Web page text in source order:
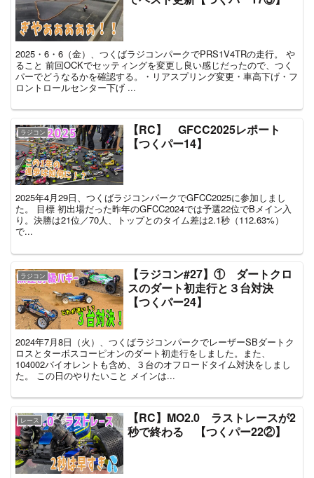
2025・6・6（金）、つくばラジコンパークでPRS1V4TRの走行。 や
ること 前回OCKでセッティングを変更し良い感じだったので、つく
パーでどうなるかを確認する。・リアスプリング変更・車高下げ・フ
ロントロールセンター下げ ...
ラジコン
【RC】 GFCC2025レポート
【つくパー14】
2025年4月29日、つくばラジコンパークでGFCC2025に参加しまし
た。 目標 初出場だった昨年のGFCC2024では予選22位でBメイン入
り。決勝は21位／70人、トップとのタイム差は2.1秒（112.63%）
で...
ラジコン
【ラジコン#27】① ダートクロ
スのダート初走行と３台対決
【つくパー24】
2024年7月8日（火）、つくばラジコンパークでレーザーSBダートク
ロスとターボスコーピオンのダート初走行をしました。また、
104002バイオレントも含め、３台のオフロードタイム対決をしまし
た。 この日のやりたいこと メインは...
レース
【RC】MO2.0 ラストレースが2
秒で終わる 【つくパー22②】